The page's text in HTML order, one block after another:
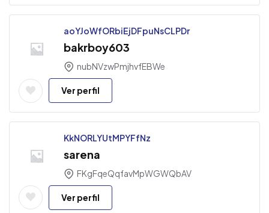
aoYJoWfORbiEjDFpuNsCLPDr
bakrboy603
nubNVzwPmjhvfEBWe
Ver perfil
KkNORLYUtMPYFfNz
sarena
FKgFqeQqfavMpWGWQbAV
Ver perfil